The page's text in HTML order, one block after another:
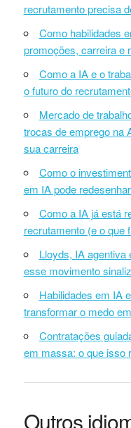
recrutamento precisa
Como habilidades
promoções, carreira e
Como a IA e o
o futuro do
Mercado de
trocas de emprego na
sua carreira
Como o
em IA pode
Como a IA já está
recrutamento (e o que
Lloyds, IA agentiva
esse movimento
Habilidades em IA
transformar o medo
Contratações
em massa: o que isso
Outros